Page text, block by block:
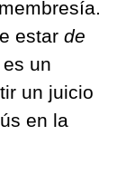
estar de
un
un juicio
en la